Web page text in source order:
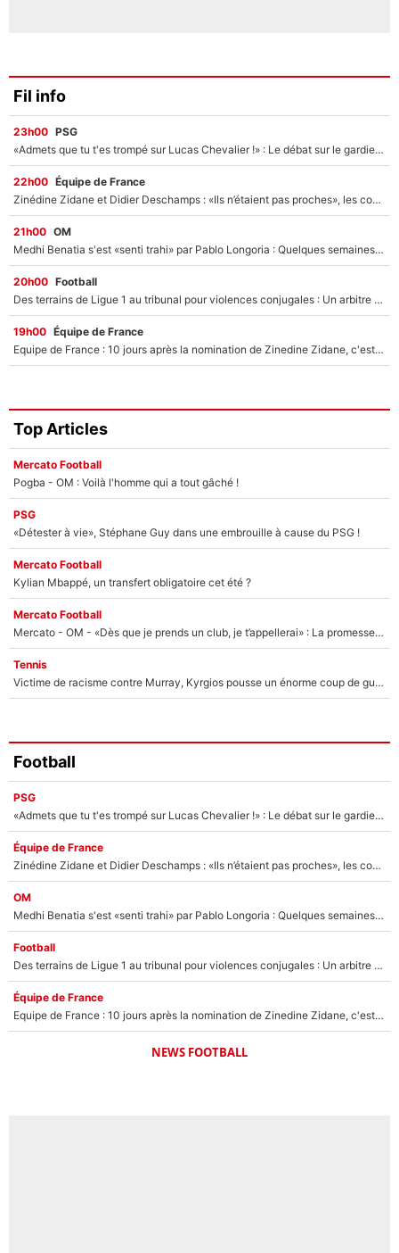
Fil info
23h00 PSG
«Admets que tu t'es trompé sur Lucas Chevalier !» : Le débat sur le gardien du PSG vire au clash à l'After Foot
22h00 Équipe de France
Zinédine Zidane et Didier Deschamps : «Ils n’étaient pas proches», les confidences d’un membre de l’équipe de France 1998 sur leur relation spéciale
21h00 OM
Medhi Benatia s'est «senti trahi» par Pablo Longoria : Quelques semaines après son départ, l'ancien directeur de football de l'OM règle ses comptes
20h00 Football
Des terrains de Ligue 1 au tribunal pour violences conjugales : Un arbitre français encourt une peine de 18 mois de prison !
19h00 Équipe de France
Equipe de France : 10 jours après la nomination de Zinedine Zidane, c'est au tour de son fils de prendre un nouveau départ !
Top Articles
Mercato Football
Pogba - OM : Voilà l'homme qui a tout gâché !
PSG
«Détester à vie», Stéphane Guy dans une embrouille à cause du PSG !
Mercato Football
Kylian Mbappé, un transfert obligatoire cet été ?
Mercato Football
Mercato - OM - «Dès que je prends un club, je t’appellerai» : La promesse de Marcelino au moment de claquer la porte
Tennis
Victime de racisme contre Murray, Kyrgios pousse un énorme coup de gueule !
Football
PSG
«Admets que tu t'es trompé sur Lucas Chevalier !» : Le débat sur le gardien du PSG vire au clash à l'After Foot
Équipe de France
Zinédine Zidane et Didier Deschamps : «Ils n’étaient pas proches», les confidences d’un membre de l’équipe de France 1998 sur leur relation spéciale
OM
Medhi Benatia s'est «senti trahi» par Pablo Longoria : Quelques semaines après son départ, l'ancien directeur de football de l'OM règle ses comptes
Football
Des terrains de Ligue 1 au tribunal pour violences conjugales : Un arbitre français encourt une peine de 18 mois de prison !
Équipe de France
Equipe de France : 10 jours après la nomination de Zinedine Zidane, c'est au tour de son fils de prendre un nouveau départ !
NEWS FOOTBALL